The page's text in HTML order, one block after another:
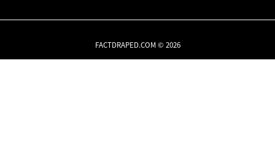
FACTDRAPED.COM © 2026